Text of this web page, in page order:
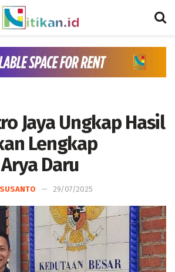
Jaya Ungkap Hasil
Lengkap
Daru
29/07/2025